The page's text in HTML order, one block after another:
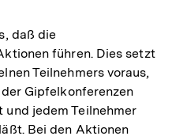
daß die
führen. Dies setzt
Teilnehmers voraus,
Gipfelkonferenzen
jedem Teilnehmer
Bei den Aktionen